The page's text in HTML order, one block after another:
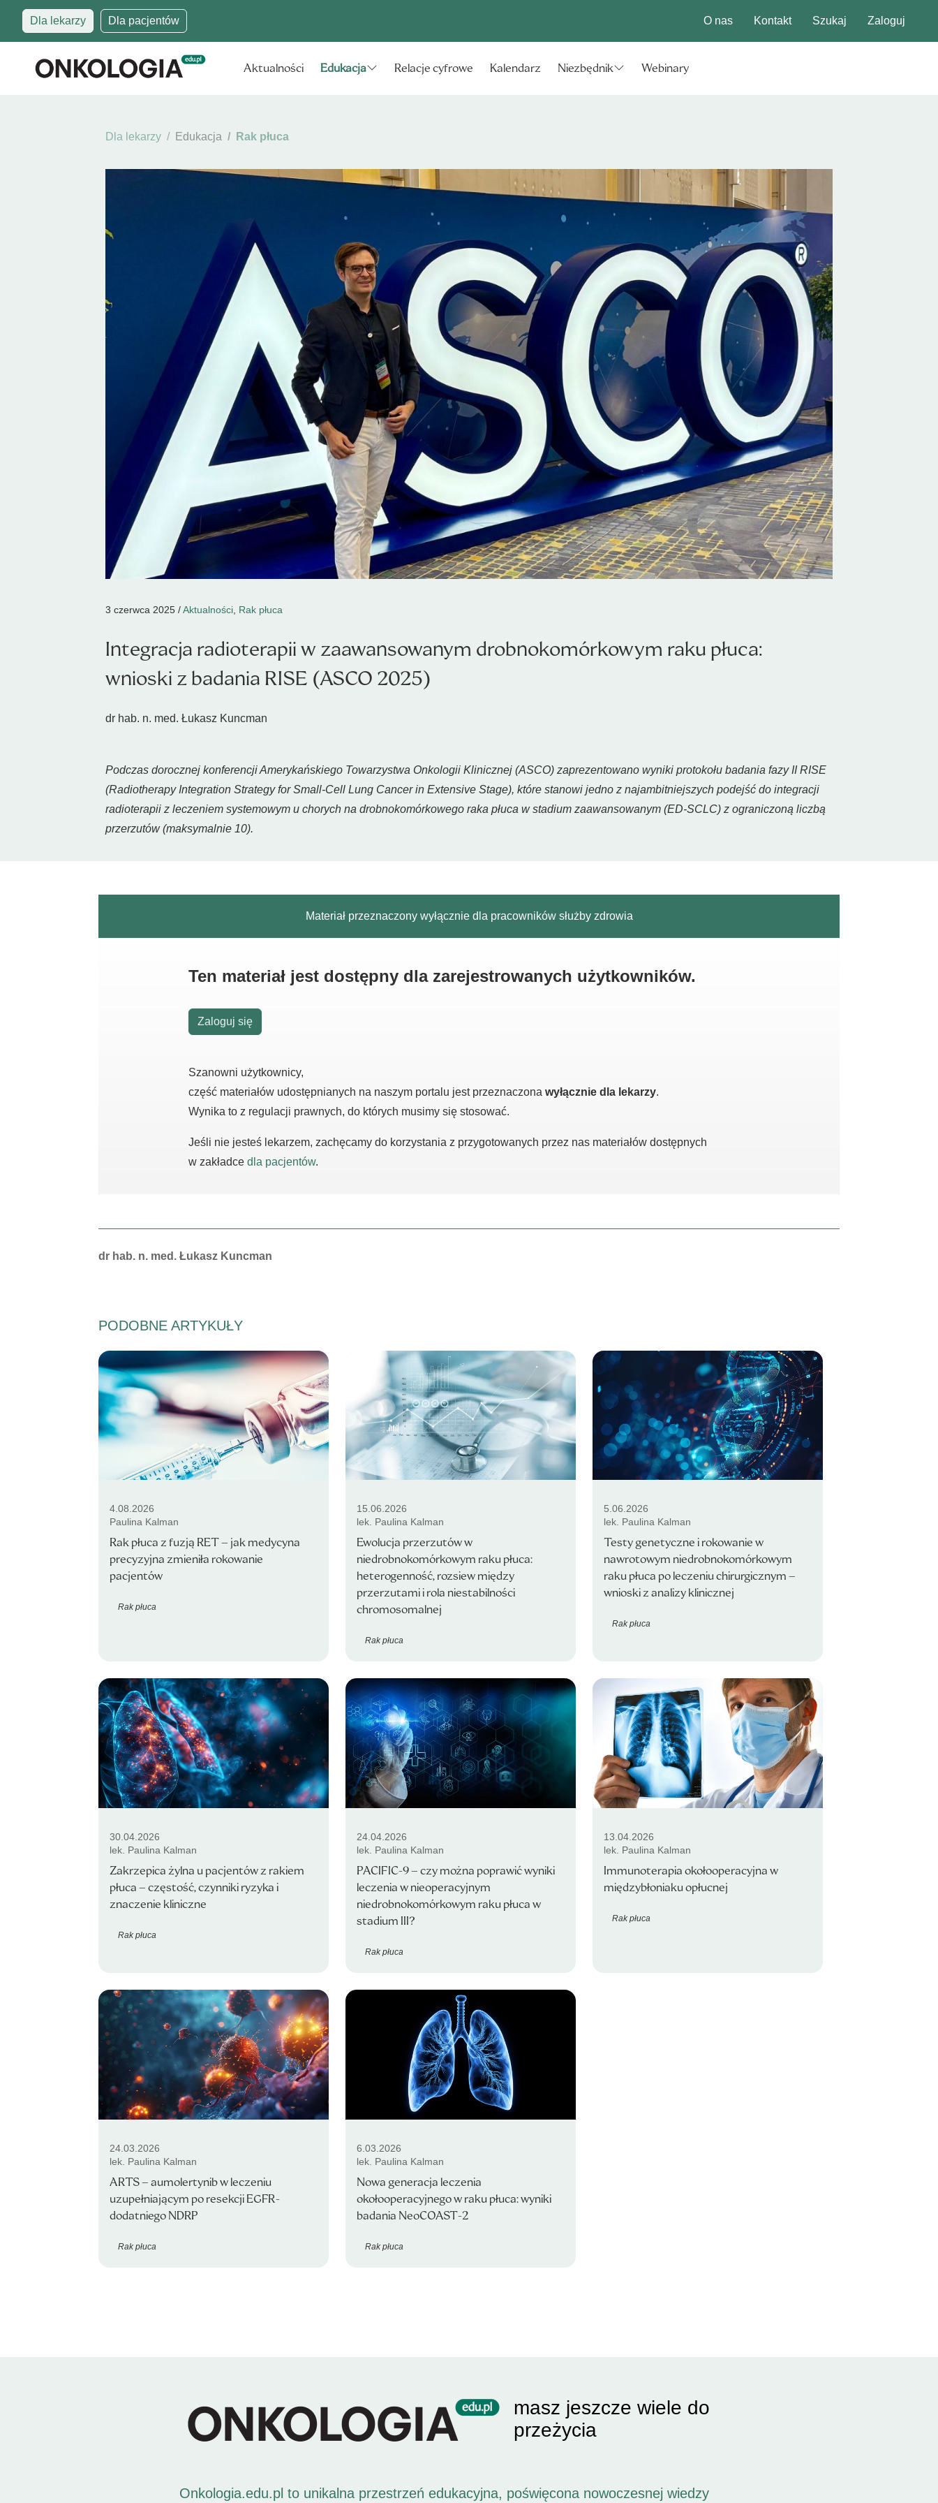
Dla lekarzy Dla pacjentów O nas Kontakt Szukaj Zaloguj
Aktualności Edukacja Relacje cyfrowe Kalendarz Niezbędnik Webinary
Dla lekarzy Edukacja Rak płuca
3 czerwca 2025 /Aktualności, Rak płuca
Integracja radioterapii w zaawansowanym drobnokomórkowym raku płuca:
wnioski z badania RISE (ASCO 2025)
dr hab. n. med. Łukasz Kuncman
Podczas dorocznej konferencji Amerykańskiego Towarzystwa Onkologii Klinicznej (ASCO) zaprezentowano wyniki protokołu badania fazy II RISE
(Radiotherapy Integration Strategy for Small-Cell Lung Cancer in Extensive Stage), które stanowi jedno z najambitniejszych podejść do integracji
radioterapii z leczeniem systemowym u chorych na drobnokomórkowego raka płuca w stadium zaawansowanym (ED-SCLC) z ograniczoną liczbą
przerzutów (maksymalnie 10).
Materiał przeznaczony wyłącznie dla pracowników służby zdrowia
Ten materiał jest dostępny dla zarejestrowanych użytkowników.
Zaloguj się
Szanowni użytkownicy,
część materiałów udostępnianych na naszym portalu jest przeznaczona wyłącznie dla lekarzy.
Wynika to z regulacji prawnych, do których musimy się stosować.
Jeśli nie jesteś lekarzem, zachęcamy do korzystania z przygotowanych przez nas materiałów dostępnych
w zakładce dla pacjentów.
Autorzy:
dr hab. n. med. Łukasz Kuncman
PODOBNE ARTYKUŁY
4.08.2026
Paulina Kalman
Rak płuca z fuzją RET – jak medycyna
precyzyjna zmieniła rokowanie
pacjentów
Rak płuca
15.06.2026
lek. Paulina Kalman
Ewolucja przerzutów w
niedrobnokomórkowym raku płuca:
heterogenność, rozsiew między
przerzutami i rola niestabilności
chromosomalnej
Rak płuca
5.06.2026
lek. Paulina Kalman
Testy genetyczne i rokowanie w
nawrotowym niedrobnokomórkowym
raku płuca po leczeniu chirurgicznym –
wnioski z analizy klinicznej
Rak płuca
30.04.2026
lek. Paulina Kalman
Zakrzepica żylna u pacjentów z rakiem
płuca – częstość, czynniki ryzyka i
znaczenie kliniczne
Rak płuca
24.04.2026
lek. Paulina Kalman
PACIFIC-9 – czy można poprawić wyniki
leczenia w nieoperacyjnym
niedrobnokomórkowym raku płuca w
stadium III?
Rak płuca
13.04.2026
lek. Paulina Kalman
Immunoterapia okołooperacyjna w
międzybłoniaku opłucnej
Rak płuca
24.03.2026
lek. Paulina Kalman
ARTS – aumolertynib w leczeniu
uzupełniającym po resekcji EGFR-
dodatniego NDRP
Rak płuca
6.03.2026
lek. Paulina Kalman
Nowa generacja leczenia
okołooperacyjnego w raku płuca: wyniki
badania NeoCOAST-2
Rak płuca
masz jeszcze wiele do
przeżycia
Onkologia.edu.pl to unikalna przestrzeń edukacyjna, poświęcona nowoczesnej wiedzy